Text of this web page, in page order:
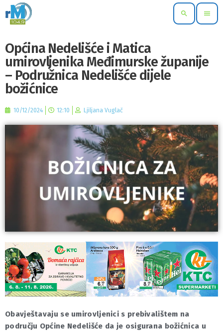
search menu
Općina Nedelišće i Matica
umirovljenika Međimurske županije
– Podružnica Nedelišće dijele
božićnice
10/12/2024 12:10 Ljiljana Vuglač
Obavještavaju se umirovljenici s prebivalištem na
području Općine Nedelišće da je osigurana božićnica u